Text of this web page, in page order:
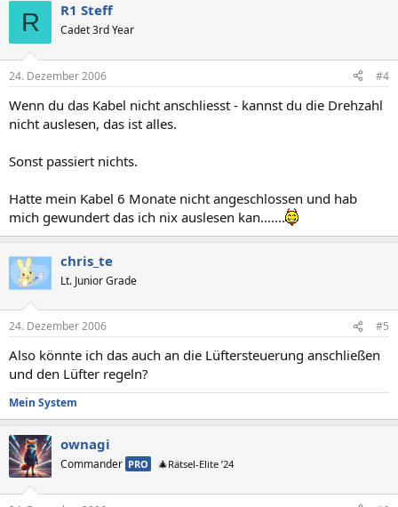
R R1 Steff
Cadet 3rd Year
24. Dezember 2006 #4
Wenn du das Kabel nicht anschliesst - kannst du die Drehzahl
nicht auslesen, das ist alles.
Sonst passiert nichts.
Hatte mein Kabel 6 Monate nicht angeschlossen und hab
mich gewundert das ich nix auslesen kan.......
chris_te
Lt. Junior Grade
24. Dezember 2006 #5
Also könnte ich das auch an die Lüftersteuerung anschließen
und den Lüfter regeln?
Mein System
ownagi
Commander PRO 🎄Rätsel-Elite ’24